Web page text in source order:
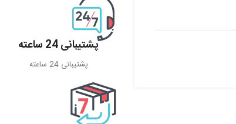
پشتیبانی 24 ساعته
پشتیبانی 24 ساعته